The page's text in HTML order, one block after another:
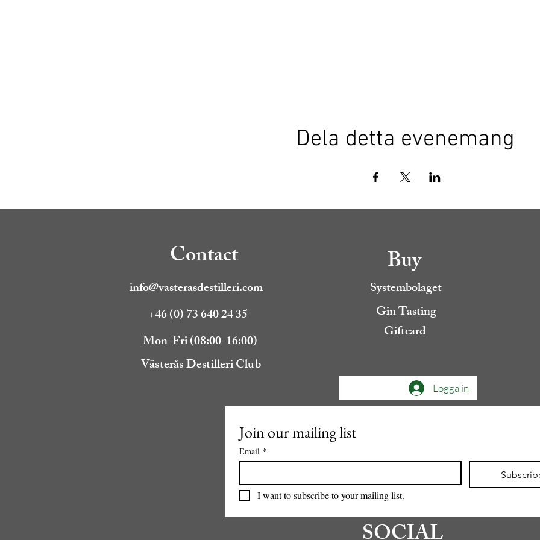
Dela detta evenemang
Contact
info@vasterasdestilleri.com
+46 (0) 73 640 24 35
Mon-Fri (08:00-16:00)
Buy
Systembolaget
Gin Tasting
Giftcard
Västerås Destilleri Club
Logga in
Join our mailing list
Email *
I want to subscribe to your mailing list.